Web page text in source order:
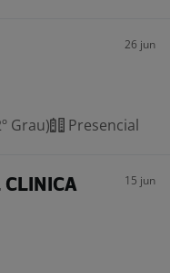
26 jun
Grau) Presencial
CLINICA
15 jun